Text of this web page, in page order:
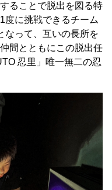
ることで脱出を図る特
度に挑戦できるチーム
なって、互いの長所を
間とともにこの脱出任
忍里」唯一無二の忍